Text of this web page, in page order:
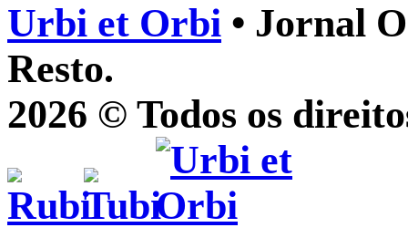
Urbi et Orbi • Jornal
Resto.
2026 © Todos os